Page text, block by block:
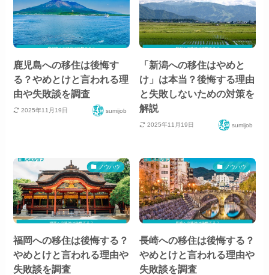
鹿児島への移住は後悔す
る？やめとけと言われる理
由や失敗談を調査
2025年11月19日 sumijob
「新潟への移住はやめと
け」は本当？後悔する理由
と失敗しないための対策を
解説
2025年11月19日 sumijob
ノウハウ
福岡への移住は後悔する？
やめとけと言われる理由や
失敗談を調査
ノウハウ
長崎への移住は後悔する？
やめとけと言われる理由や
失敗談を調査